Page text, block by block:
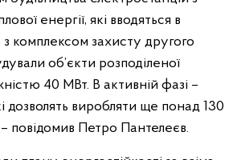
енергії, які вводяться в
комплексом захисту другого
об’єкти розподіленої
40 МВт. В активній фазі –
дозволять виробляти ще понад 130
повідомив Петро Пантелеєв.